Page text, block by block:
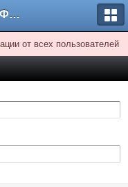
Кейсистемс - Форумы
от всех пользователей